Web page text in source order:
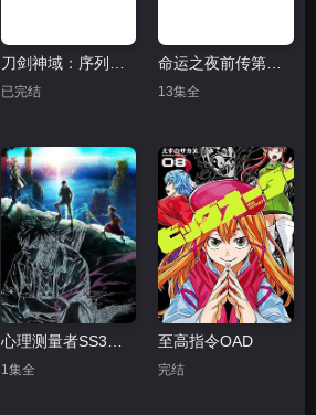
刀剑神域：序列之争
已完结
命运之夜前传第一季
13集全
1集全
至高指令OAD
完结